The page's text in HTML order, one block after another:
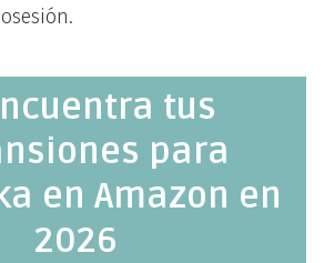
tus
para
en Amazon en
2026